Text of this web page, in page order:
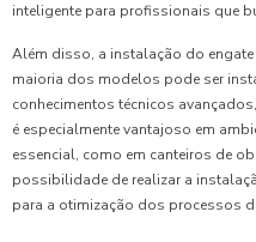
inteligente para profissionais que
Além disso, a instalação do
maioria dos modelos pode ser
conhecimentos técnicos
é especialmente vantajoso em
essencial, como em canteiros de
possibilidade de realizar a
para a otimização dos processos